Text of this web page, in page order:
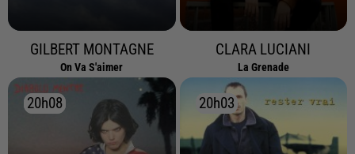
GILBERT MONTAGNE
On Va S'aimer
CLARA LUCIANI
La Grenade
20h08
20h08 20h03
20h03